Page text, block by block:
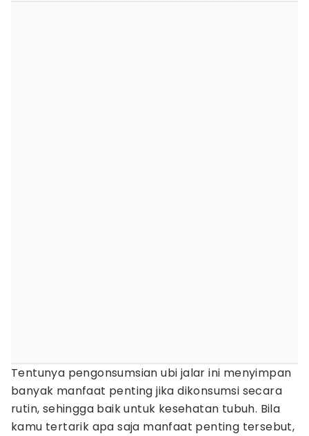
Tentunya pengonsumsian ubi jalar ini menyimpan
banyak manfaat penting jika dikonsumsi secara
rutin, sehingga baik untuk kesehatan tubuh. Bila
kamu tertarik apa saja manfaat penting tersebut,